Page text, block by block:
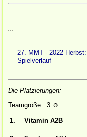
27. MMT - 2022 Herbst:
Spielverlauf
Die Platzierungen:
Teamgröße: 3 ☺
1. Vitamin A2B